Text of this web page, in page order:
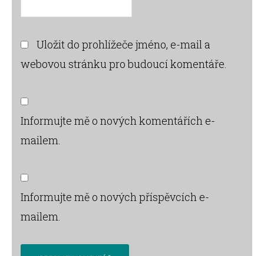
Uložit do prohlížeče jméno, e-mail a
webovou stránku pro budoucí komentáře.
Informujte mě o nových komentářích e-
mailem.
Informujte mě o nových příspěvcích e-
mailem.